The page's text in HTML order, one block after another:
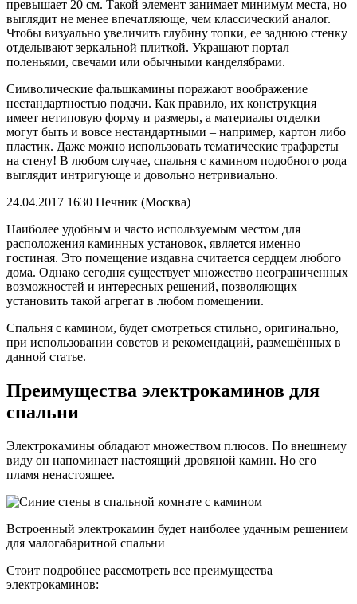
превышает 20 см. Такой элемент занимает минимум места, но
выглядит не менее впечатляюще, чем классический аналог.
Чтобы визуально увеличить глубину топки, ее заднюю стенку
отделывают зеркальной плиткой. Украшают портал
поленьями, свечами или обычными канделябрами.
Символические фальшкамины поражают воображение
нестандартностью подачи. Как правило, их конструкция
имеет нетиповую форму и размеры, а материалы отделки
могут быть и вовсе нестандартными – например, картон либо
пластик. Даже можно использовать тематические трафареты
на стену! В любом случае, спальня с камином подобного рода
выглядит интригующе и довольно нетривиально.
24.04.2017 1630 Печник (Москва)
Наиболее удобным и часто используемым местом для
расположения каминных установок, является именно
гостиная. Это помещение издавна считается сердцем любого
дома. Однако сегодня существует множество неограниченных
возможностей и интересных решений, позволяющих
установить такой агрегат в любом помещении.
Спальня с камином, будет смотреться стильно, оригинально,
при использовании советов и рекомендаций, размещённых в
данной статье.
Преимущества электрокаминов для
спальни
Электрокамины обладают множеством плюсов. По внешнему
виду он напоминает настоящий дровяной камин. Но его
пламя ненастоящее.
Встроенный электрокамин будет наиболее удачным решением
для малогабаритной спальни
Стоит подробнее рассмотреть все преимущества
электрокаминов: